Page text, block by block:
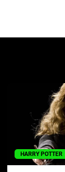
HARRY POTTER